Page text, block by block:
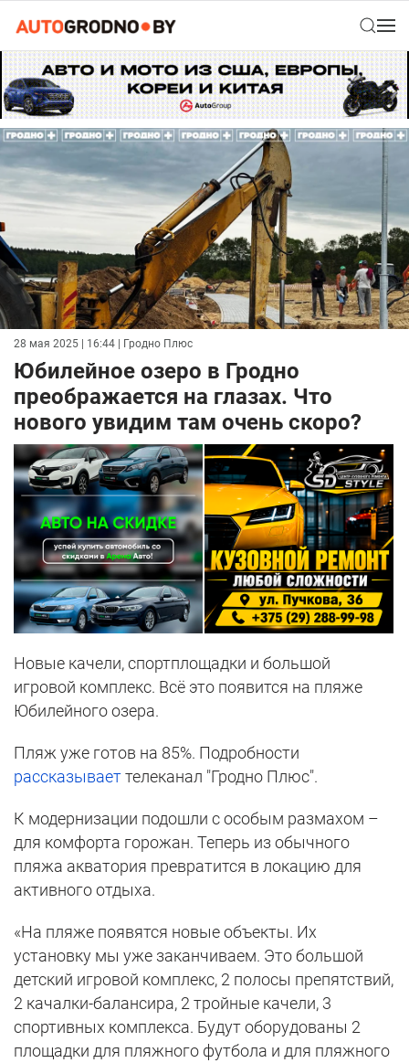
28 мая 2025 | 16:44 | Гродно Плюс
Юбилейное озеро в Гродно
преображается на глазах. Что
нового увидим там очень скоро?
Новые качели, спортплощадки и большой
игровой комплекс. Всё это появится на пляже
Юбилейного озера.
Пляж уже готов на 85%. Подробности
рассказываеттелеканал "Гродно Плюс".
К модернизации подошли с особым размахом –
для комфорта горожан. Теперь из обычного
пляжа акватория превратится в локацию для
активного отдыха.
«На пляже появятся новые объекты. Их
установку мы уже заканчиваем. Это большой
детский игровой комплекс, 2 полосы препятствий,
2 качалки-балансира, 2 тройные качели, 3
спортивных комплекса. Будут оборудованы 2
площадки для пляжного футбола и для пляжного